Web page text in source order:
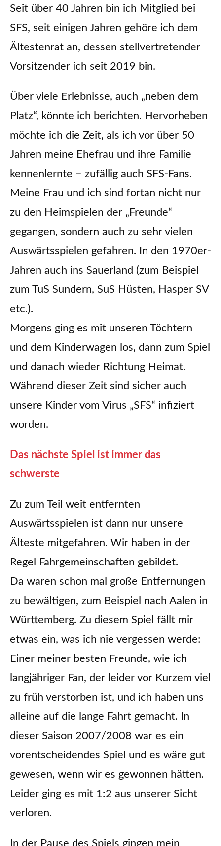
Seit über 40 Jahren bin ich Mitglied bei
SFS, seit einigen Jahren gehöre ich dem
Ältestenrat an, dessen stellvertretender
Vorsitzender ich seit 2019 bin.
Über viele Erlebnisse, auch „neben dem
Platz“, könnte ich berichten. Hervorheben
möchte ich die Zeit, als ich vor über 50
Jahren meine Ehefrau und ihre Familie
kennenlernte – zufällig auch SFS-Fans.
Meine Frau und ich sind fortan nicht nur
zu den Heimspielen der „Freunde“
gegangen, sondern auch zu sehr vielen
Auswärtsspielen gefahren. In den 1970er-
Jahren auch ins Sauerland (zum Beispiel
zum TuS Sundern, SuS Hüsten, Hasper SV
etc.).
Morgens ging es mit unseren Töchtern
und dem Kinderwagen los, dann zum Spiel
und danach wieder Richtung Heimat.
Während dieser Zeit sind sicher auch
unsere Kinder vom Virus „SFS“ infiziert
worden.
Das nächste Spiel ist immer das
schwerste
Zu zum Teil weit entfernten
Auswärtsspielen ist dann nur unsere
Älteste mitgefahren. Wir haben in der
Regel Fahrgemeinschaften gebildet.
Da waren schon mal große Entfernungen
zu bewältigen, zum Beispiel nach Aalen in
Württemberg. Zu diesem Spiel fällt mir
etwas ein, was ich nie vergessen werde:
Einer meiner besten Freunde, wie ich
langjähriger Fan, der leider vor Kurzem viel
zu früh verstorben ist, und ich haben uns
alleine auf die lange Fahrt gemacht. In
dieser Saison 2007/2008 war es ein
vorentscheidendes Spiel und es wäre gut
gewesen, wenn wir es gewonnen hätten.
Leider ging es mit 1:2 aus unserer Sicht
verloren.
In der Pause des Spiels gingen mein